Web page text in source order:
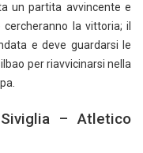
un partita avvincente e
la vittoria; il
e deve guardarsi le
per riavvicinarsi nella
– Atletico